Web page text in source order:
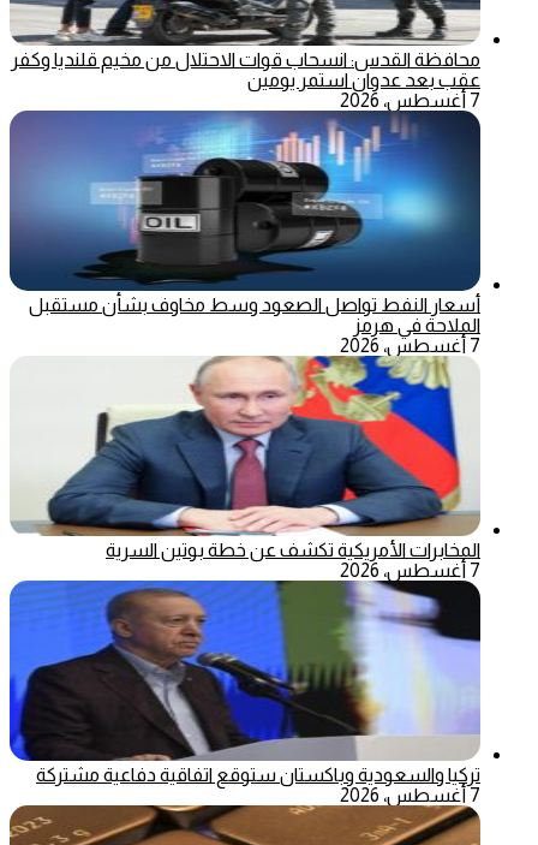
محافظة القدس: انسحاب قوات الاحتلال من مخيم قلنديا وكفر
عقب بعد عدوان استمر يومين
7 أغسطس، 2026
أسعار النفط تواصل الصعود وسط مخاوف بشأن مستقبل
الملاحة في هرمز
7 أغسطس، 2026
المخابرات الأمريكية تكشف عن خطة بوتين السرية
7 أغسطس، 2026
تركيا والسعودية وباكستان ستوقع اتفاقية دفاعية مشتركة
7 أغسطس، 2026